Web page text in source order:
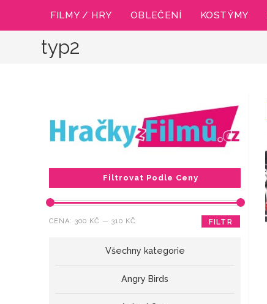
FILMY / HRY OBLEČENÍ KOSTÝMY
typ2
Filtrovat Podle Ceny
Minimální
Maximální
FILTR
CENA:300 KČ —310 KČ
Všechny kategorie
Angry Birds